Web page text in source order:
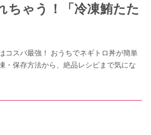
ちゃう！「冷凍鮪たた
コスパ最強！ おうちでネギトロ丼が簡単
・保存方法から、絶品レシピまで気にな